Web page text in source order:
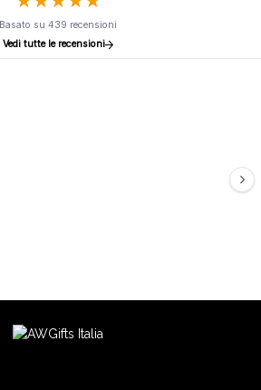
Basato su 439 recensioni
Vedi tutte le recensioni